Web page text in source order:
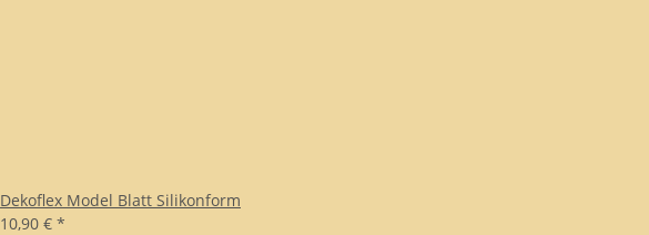
Dekoflex Model Blatt Silikonform
10,90 € *